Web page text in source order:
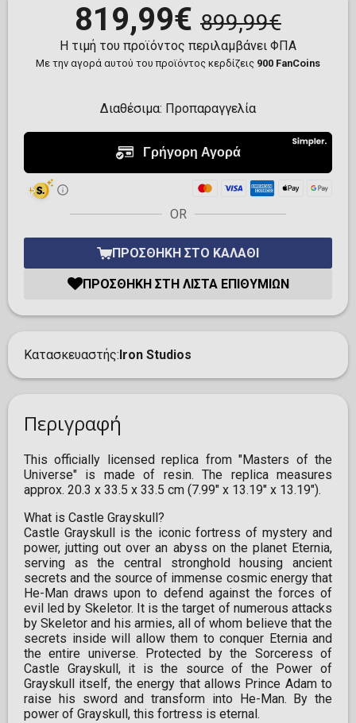
819,99€ 899,99€
Η τιμή του προϊόντος περιλαμβάνει ΦΠΑ
Με την αγορά αυτού του προϊόντος κερδίζεις 900 FanCoins
Διαθέσιμα: Προπαραγγελία
OR
ΠΡΟΣΘΉΚΗ ΣΤΟ ΚΑΛΆΘΙ
ΠΡΟΣΘΉΚΗ ΣΤΗ ΛΊΣΤΑ ΕΠΙΘΥΜΙΏΝ
Κατασκευαστής Iron Studios
Περιγραφή
This officially licensed replica from "Masters of the
Universe" is made of resin. The replica measures
approx. 20.3 x 33.5 x 33.5 cm (7.99" x 13.19" x 13.19").
What is Castle Grayskull?
Castle Grayskull is the iconic fortress of mystery and
power, jutting out over an abyss on the planet Eternia,
serving as the central stronghold housing ancient
secrets and the source of immense cosmic energy that
He-Man draws upon to defend against the forces of
evil led by Skeletor. It is the target of numerous attacks
by Skeletor and his armies, all of whom believe that the
secrets inside will allow them to conquer Eternia and
the entire universe. Protected by the Sorceress of
Castle Grayskull, it is the source of the Power of
Grayskull itself, the energy that allows Prince Adam to
raise his sword and transform into He-Man. By the
power of Grayskull, this fortress is eternal.